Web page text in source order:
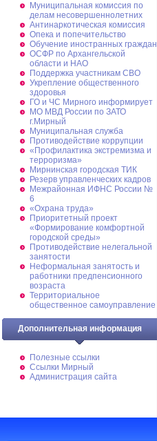
Муниципальная комиссия по
делам несовершеннолетних
Антинаркотическая комиссия
Опека и попечительство
Обучение иностранных граждан
ОСФР по Архангельской
области и НАО
Поддержка участникам СВО
Укрепление общественного
здоровья
ГО и ЧС Мирного информирует
МО МВД России по ЗАТО
г.Мирный
Муниципальная cлужба
Противодействие коррупции
«Профилактика экстремизма и
терроризма»
Мирнинская городская ТИК
Резерв управленческих кадров
Межрайонная ИФНС России №
6
«Охрана труда»
Приоритетный проект
«Формирование комфортной
городской среды»
Противодействие нелегальной
занятости
Неформальная занятость и
работники предпенсионного
возраста
Территориальное
общественное самоуправление
Дополнительная информация
Полезные ссылки
Ссылки Мирный
Администрация сайта